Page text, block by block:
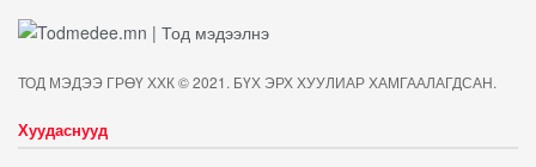
ТОД МЭДЭЭ ГРӨҮ ХХК © 2021. БҮХ ЭРХ ХУУЛИАР ХАМГААЛАГДСАН.
Хуудаснууд